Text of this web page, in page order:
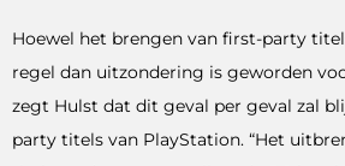
Hoewel het brengen van first-party
regel dan uitzondering is geworden
zegt Hulst dat dit geval per geval zal
party titels van PlayStation. “Het